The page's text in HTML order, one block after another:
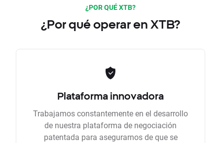
¿POR QUÉ XTB?
¿Por qué operar en XTB?
Plataforma innovadora
Trabajamos constantemente en el desarrollo
de nuestra plataforma de negociación
patentada para asegurarnos de que se